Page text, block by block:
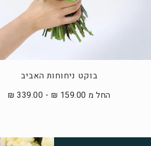
בוקט ניחוחות האביב
החל מ 159.00 ₪ - 339.00 ₪